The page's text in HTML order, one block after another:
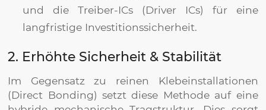
und die Treiber-ICs (Driver ICs) für eine
langfristige Investitionssicherheit.
2. Erhöhte Sicherheit & Stabilität
Im Gegensatz zu reinen Klebeinstallationen
(Direct Bonding) setzt diese Methode auf eine